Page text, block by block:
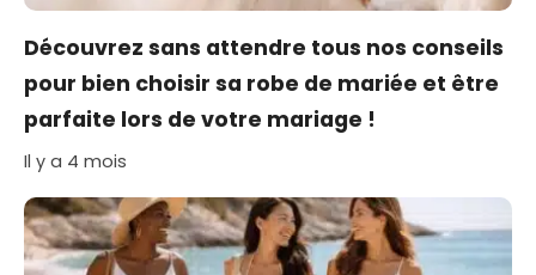
Découvrez sans attendre tous nos conseils
pour bien choisir sa robe de mariée et être
parfaite lors de votre mariage !
Il y a 4 mois